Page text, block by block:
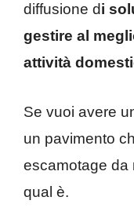
diffusione di
gestire al
attività
Se vuoi avere
un pavimento
escamotage da
qual è.